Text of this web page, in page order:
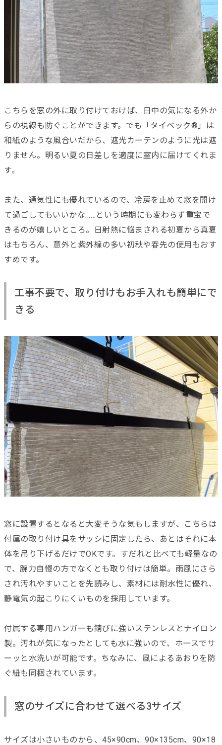
こちらを窓の外に取り付けておけば、日中の気になる外か
らの視線も防ぐことができます。でも「タイベック®」は
和紙のような風合いだから、遮光カーテンのように光は遮
りません。明るい夏の日差しを適度に室内に届けてくれま
す。
また、通気性にも優れているので、冷房を止めて窓を開け
て過ごしてもいいかな……という時期にも変わらず重宝で
きるのが嬉しいところ。日射熱に悩まされる初夏から真夏
はもちろん、意外と紫外線の多い初秋や春先の使用もおす
すめです。
工事不要で、取り付けもお手入れも簡単にで
きる
窓に設置するとなると大変そうな気もしますが、こちらは
付属の取り付け具をサッシに固定したら、あとはそれに本
体を吊り下げるだけでOKです。すだれと比べても軽量なの
で、腕力自慢の方でなくとも取り付けは簡単。雨風にさら
され汚れやすいことを先読みし、素材には耐水性に優れ、
静電気の起こりにくいものを採用しています。
付属する専用ハンガーも錆びに強いステンレスとナイロン
製。汚れが気になったとしても水に強いので、ホースでサ
ーッと水洗いが可能です。ちなみに、風によるあおりを防
ぐ紐も同梱されています。
窓のサイズに合わせて選べる3サイズ
サイズは小さいものから、45×90cm、90×135cm、90×18